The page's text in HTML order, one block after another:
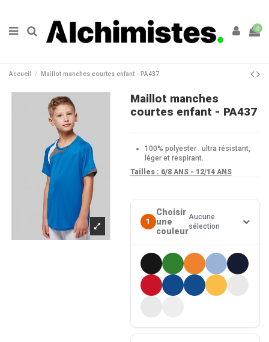
0
Accueil Maillot manches courtes enfant - PA437
Maillot manches
courtes enfant - PA437
100% polyester : ultra résistant,
léger et respirant.
Tailles : 6/8 ANS - 12/14 ANS
1
Choisir
une
couleur
Aucune
sélection